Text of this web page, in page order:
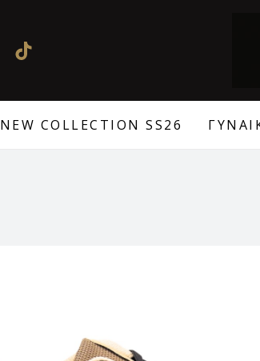
NEW COLLECTION SS26